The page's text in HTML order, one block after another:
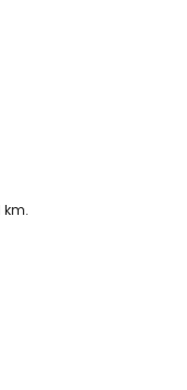
Ihre Ferien in
vom Haus entfernt)
von 5 Kilometern
der Unterkunft
Gebäude und
von der
Kilometern von der